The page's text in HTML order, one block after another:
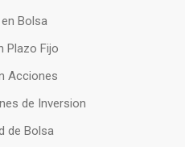
Bolsa
Plazo Fijo
Acciones
de Inversion
de Bolsa